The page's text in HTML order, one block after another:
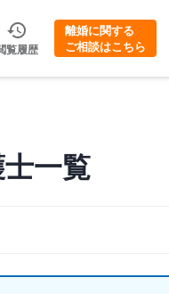
覧履歴
離婚に関する
ご相談はこちら
一覧